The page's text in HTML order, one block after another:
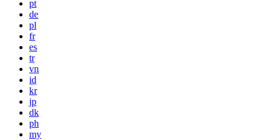
pt
de
pl
fr
es
tr
vn
id
kr
jp
dk
ph
my